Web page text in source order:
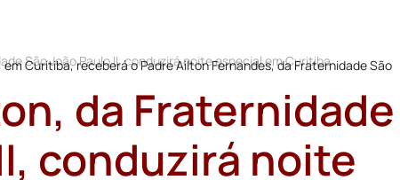
São João Paulo II, conduzirá noite especial em Curitiba
Curitiba, receberá o Padre Ailton Fernandes, da Fraternidade São
da Fraternidade
conduzirá noite